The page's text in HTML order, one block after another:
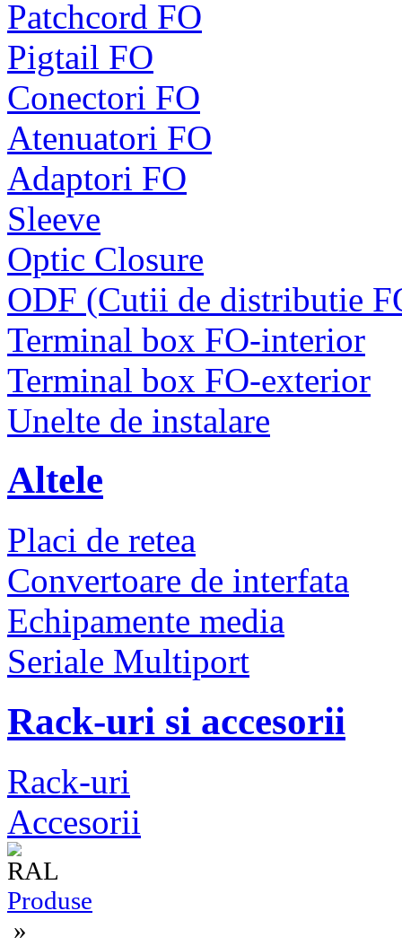
Patchcord FO
Pigtail FO
Conectori FO
Atenuatori FO
Adaptori FO
Sleeve
Optic Closure
ODF (Cutii de distributie
Terminal box FO-interior
Terminal box FO-exterior
Unelte de instalare
Altele
Placi de retea
Convertoare de interfata
Echipamente media
Seriale Multiport
Rack-uri si accesorii
Rack-uri
Accesorii
Produse
»